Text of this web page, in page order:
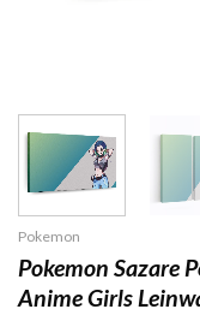
Pokemon
Pokemon Sazare
Anime Girls